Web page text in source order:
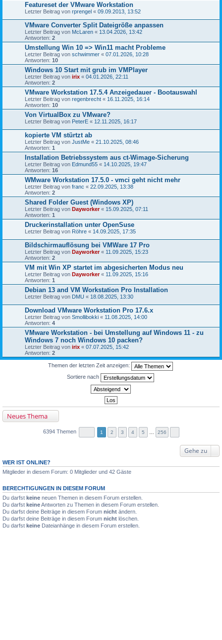
Featureset der VMware Workstation
Letzter Beitrag von rprengel « 09.09.2013, 13:52
VMware Converter Split Dateigröße anpassen
Letzter Beitrag von McLaren « 13.04.2026, 13:42
Antworten: 2
Umstellung Win 10 => Win11 macht Probleme
Letzter Beitrag von schwimmer « 07.01.2026, 10:28
Antworten: 10
Windows 10 Start mit grub im VMPlayer
Letzter Beitrag von irix « 04.01.2026, 22:11
Antworten: 2
VMware Workstation 17.5.4 Anzeigedauer - Bootauswahl
Letzter Beitrag von regenbrecht « 16.11.2025, 16:14
Antworten: 10
Von VirtualBox zu VMware?
Letzter Beitrag von PeterE « 12.11.2025, 16:17
kopierte VM stürtzt ab
Letzter Beitrag von JustMe « 21.10.2025, 08:46
Antworten: 1
Installation Betriebssystem aus ct-Wimage-Sicherung
Letzter Beitrag von Edmund55 « 14.10.2025, 19:47
Antworten: 16
WMware Workstation 17.5.0 - vmci geht nicht mehr
Letzter Beitrag von franc « 22.09.2025, 13:38
Antworten: 2
Shared Folder Guest (Windows XP)
Letzter Beitrag von Dayworker« 15.09.2025, 07:11
Antworten: 1
Druckerinstallation unter OpenSuse
Letzter Beitrag von Röhre « 14.09.2025, 17:35
Bildschirmauflösung bei VMWare 17 Pro
Letzter Beitrag von Dayworker« 11.09.2025, 15:23
Antworten: 2
VM mit Win XP startet im abgesicherten Modus neu
Letzter Beitrag von Dayworker« 11.09.2025, 15:16
Antworten: 1
Debian 13 and VM Workstation Pro Installation
Letzter Beitrag von DMU « 18.08.2025, 13:30
Download VMware Workstation Pro 17.6.x
Letzter Beitrag von Smollibokki « 11.08.2025, 14:00
Antworten: 4
VMware Workstation - bei Umstellung auf Windows 11 - zu
Windows 7 noch Windows 10 packen?
Letzter Beitrag von irix « 07.07.2025, 15:42
Antworten: 2
Themen der letzten Zeit anzeigen:
Sortiere nach
Neues Thema
6394 Themen 1 2 3 4 5 256
Gehe zu
WER IST ONLINE?
Mitglieder in diesem Forum: 0 Mitglieder und 42 Gäste
BERECHTIGUNGEN IN DIESEM FORUM
Du darfst keine neuen Themen in diesem Forum erstellen.
Du darfst keineAntworten zu Themen in diesem Forum erstellen.
Du darfst deine Beiträge in diesem Forum nicht ändern.
Du darfst deine Beiträge in diesem Forum nicht löschen.
Du darfst keine Dateianhänge in diesem Forum erstellen.